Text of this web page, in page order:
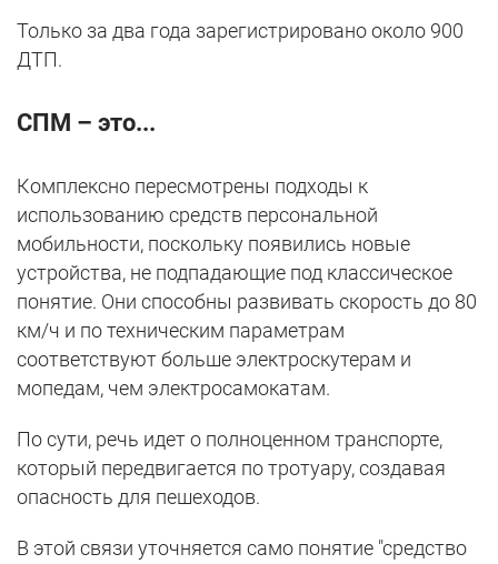
Только за два года зарегистрировано около 900
ДТП.
СПМ – это...
Комплексно пересмотрены подходы к
использованию средств персональной
мобильности, поскольку появились новые
устройства, не подпадающие под классическое
понятие. Они способны развивать скорость до 80
км/ч и по техническим параметрам
соответствуют больше электроскутерам и
мопедам, чем электросамокатам.
По сути, речь идет о полноценном транспорте,
который передвигается по тротуару, создавая
опасность для пешеходов.
В этой связи уточняется само понятие "средство